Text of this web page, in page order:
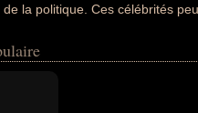
de la politique. Ces célébrités